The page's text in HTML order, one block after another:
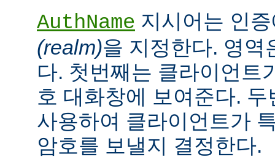
AuthName 지시어는 인
(realm)을 지정한다. 영역
다. 첫번째는 클라이언트
호 대화창에 보여준다.
사용하여 클라이언트가
암호를 보낼지 결정한다.